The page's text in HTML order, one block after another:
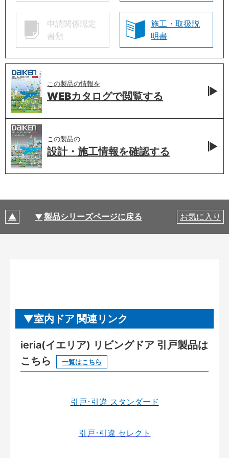
申請関係認定
書類
施工・取扱説
明書
この製品の情報を
WEBカタログで閲覧する
この製品の
設計・施工情報を確認する
製品シリーズページに戻る お気に入り
室内ドア 関連リンク
ieria(イエリア) リビングドア 引戸製品は
こちら
一覧はこちら
引戸･引違 スタンダード
引戸･引違 セレクト